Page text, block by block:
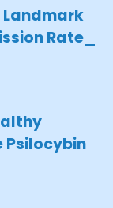
Landmark
Rate
Psilocybin